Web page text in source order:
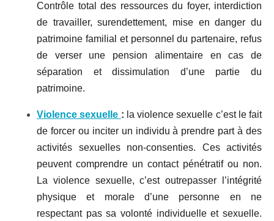
Contrôle total des ressources du foyer, interdiction
de travailler, surendettement, mise en danger du
patrimoine familial et personnel du partenaire, refus
de verser une pension alimentaire en cas de
séparation et dissimulation d’une partie du
patrimoine.
Violence sexuelle : la violence sexuelle c’est le fait
de forcer ou inciter un individu à prendre part à des
activités sexuelles non-consenties. Ces activités
peuvent comprendre un contact pénétratif ou non.
La violence sexuelle, c’est outrepasser l’intégrité
physique et morale d’une personne en ne
respectant pas sa volonté individuelle et sexuelle.